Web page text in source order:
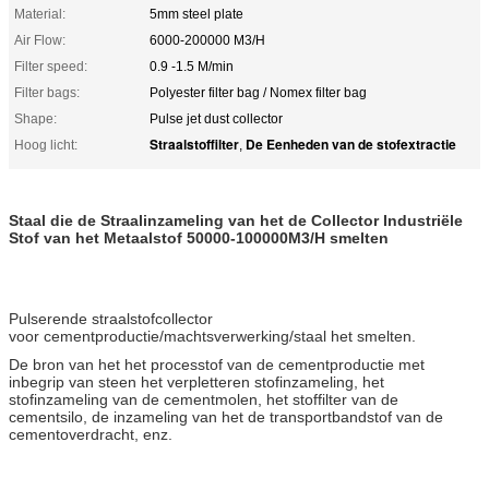
Material:
5mm steel plate
Air Flow:
6000-200000 M3/H
Filter speed:
0.9 -1.5 M/min
Filter bags:
Polyester filter bag / Nomex filter bag
Shape:
Pulse jet dust collector
Hoog licht:
Straalstoffilter, De Eenheden van de stofextractie
Staal die de Straalinzameling van het de Collector Industriële
Stof van het Metaalstof 50000-100000M3/H smelten
Pulserende straalstofcollector
voor cementproductie/machtsverwerking/staal het smelten.
De bron van het het processtof van de cementproductie met
inbegrip van steen het verpletteren stofinzameling, het
stofinzameling van de cementmolen, het stoffilter van de
cementsilo, de inzameling van het de transportbandstof van de
cementoverdracht, enz.